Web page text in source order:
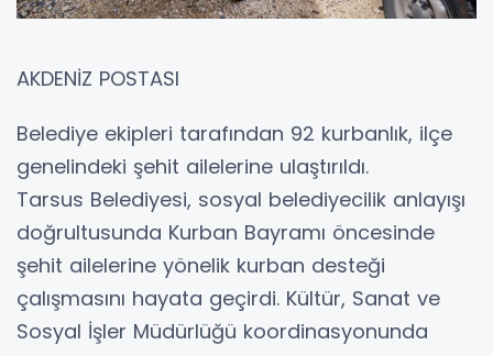
AKDENİZ POSTASI
Belediye ekipleri tarafından 92 kurbanlık, ilçe
genelindeki şehit ailelerine ulaştırıldı.
Tarsus Belediyesi, sosyal belediyecilik anlayışı
doğrultusunda Kurban Bayramı öncesinde
şehit ailelerine yönelik kurban desteği
çalışmasını hayata geçirdi. Kültür, Sanat ve
Sosyal İşler Müdürlüğü koordinasyonunda